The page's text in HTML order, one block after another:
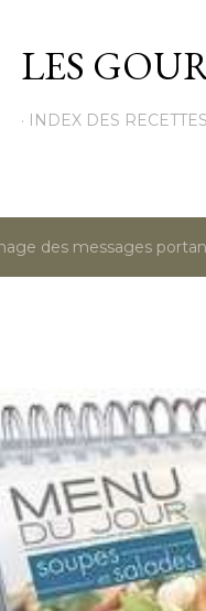
LES
INDEX DES RECETTES
des messages